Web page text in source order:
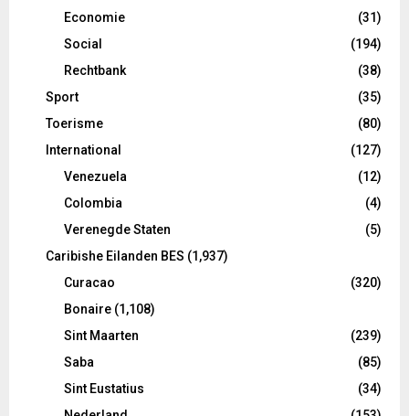
Economie
(31)
Social
(194)
Rechtbank
(38)
Sport
(35)
Toerisme
(80)
International
(127)
Venezuela
(12)
Colombia
(4)
Verenegde Staten
(5)
Caribishe Eilanden BES (1,937)
Curacao
(320)
Bonaire (1,108)
Sint Maarten
(239)
Saba
(85)
Sint Eustatius
(34)